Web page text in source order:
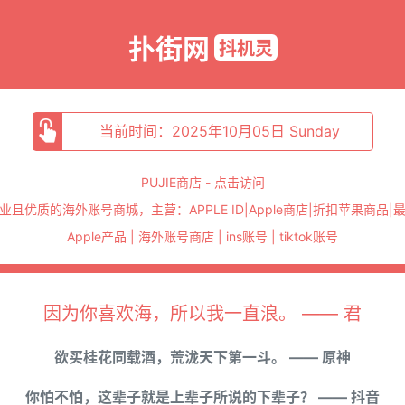
扑街网 抖机灵
当前时间：2025年10月05日 Sunday
PUJIE商店 - 点击访问
且优质的海外账号商城，主营：APPLE ID|Apple商店|折扣苹果商品|
Apple产品 | 海外账号商店 | ins账号 | tiktok账号
因为你喜欢海，所以我一直浪。 —— 君
欲买桂花同载酒，荒泷天下第一斗。 —— 原神
你怕不怕，这辈子就是上辈子所说的下辈子？ —— 抖音